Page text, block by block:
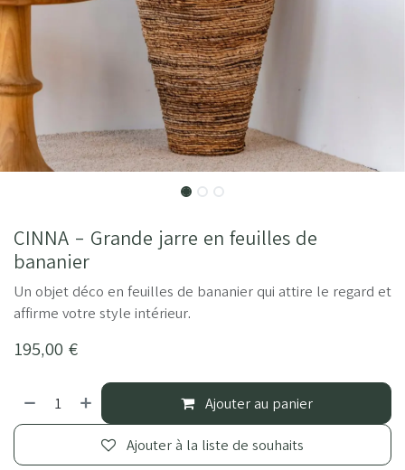
CINNA - Grande jarre en feuilles de
bananier
Un objet déco en feuilles de bananier qui attire le regard et
affirme votre style intérieur.
195,00 €
Ajouter au panier
Ajouter à la liste de souhaits